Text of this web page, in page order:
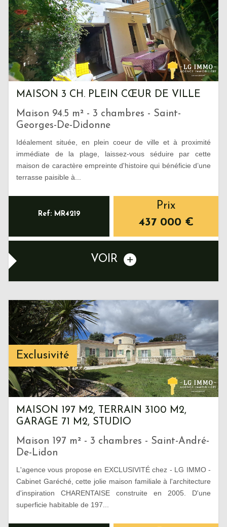
MAISON 3 CH. PLEIN CŒUR DE VILLE
Maison 94.5 m² - 3 chambres - Saint-
Georges-De-Didonne
Idéalement située, en plein coeur de ville et à proximité
immédiate de la plage, laissez-vous séduire par cette
maison de caractère empreinte d'histoire qui bénéficie d’une
terrasse paisible à...
Ref: MR4219
Prix
437 000 €
VOIR
Exclusivité
MAISON 197 M2, TERRAIN 3100 M2,
GARAGE 71 M2, STUDIO
Maison 197 m² - 3 chambres - Saint-André-
De-Lidon
L'agence vous propose en EXCLUSIVITÉ chez - LG IMMO -
Cabinet Garéché, cette jolie maison familiale à l'architecture
d'inspiration CHARENTAISE construite en 2005. D'une
superficie habitable de 197...